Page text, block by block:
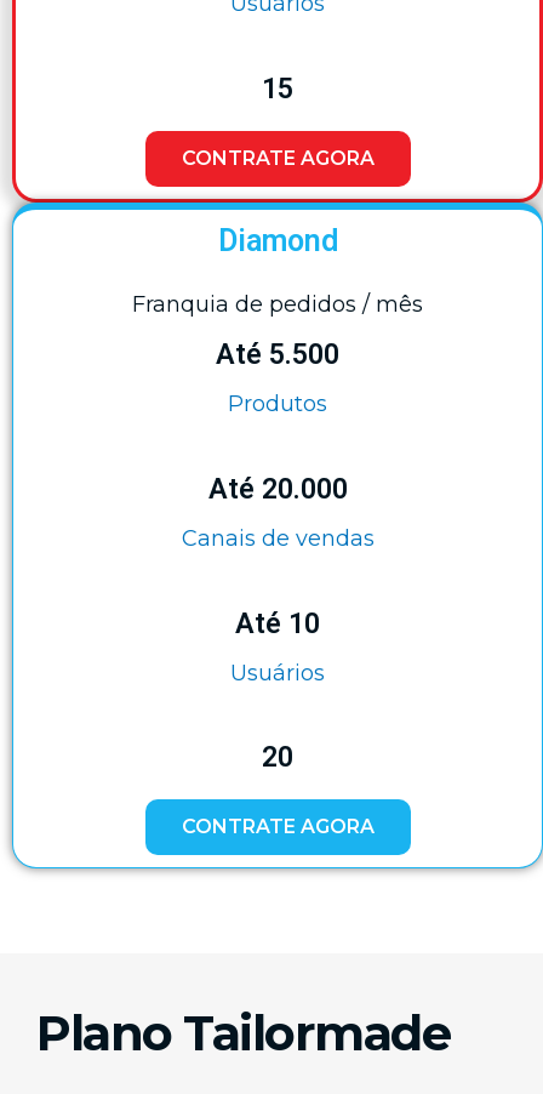
15
CONTRATE AGORA
Diamond
Franquia de pedidos / mês
Até 5.500
Produtos
Até 20.000
Canais de vendas
Até 10
Usuários
20
CONTRATE AGORA
Plano Tailormade